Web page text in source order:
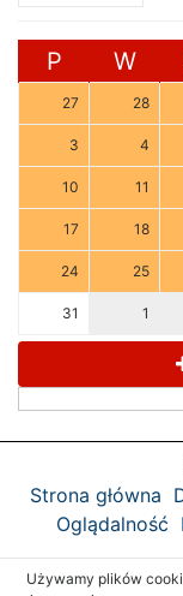
P W
27 28
3 4
10 11
17 18
24 25
31 1
Strona główna
Oglądalność
Używamy plików